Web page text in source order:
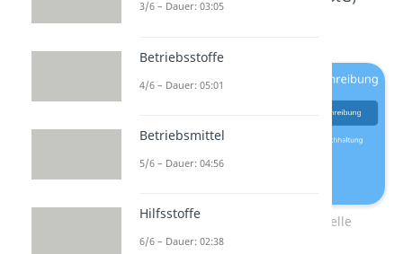
Kalkulatorische und bilanzielle
Abschreibung
3/6 – Dauer: 03:05
Betriebsstoffe
4/6 – Dauer: 05:01
Betriebsmittel
5/6 – Dauer: 04:56
Hilfsstoffe
6/6 – Dauer: 02:38